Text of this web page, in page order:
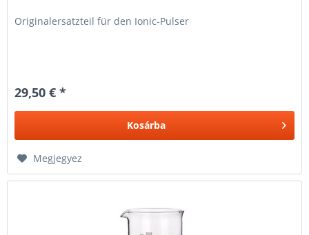
Originalersatzteil für den Ionic-Pulser
29,50 € *
Kosárba
Megjegyez